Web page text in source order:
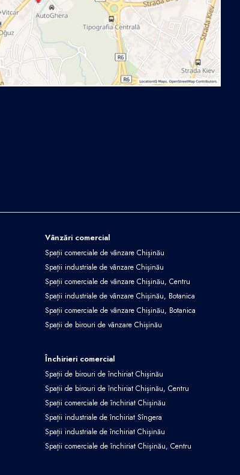
Vânzări comercial
Spații comerciale de vânzare Chișinău
Spații industriale de vânzare Chișinău
Spații comerciale de vânzare Chișinău, Centru
Spații industriale de vânzare Chișinău, Botanica
Spații comerciale de vânzare Chișinău, Botanica
Spații de birouri de vânzare Chișinău
Închirieri comercial
Spații de birouri de închiriat Chișinău
Spații de birouri de închiriat Chișinău, Centru
Spații comerciale de închiriat Chișinău
Spații industriale de închiriat Sîngera
Spații industriale de închiriat Chișinău
Spații comerciale de închiriat Chișinău, Centru